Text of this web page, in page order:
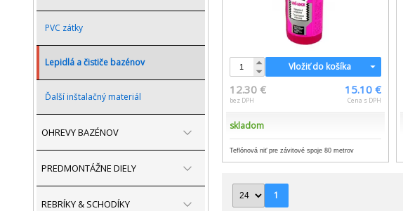
PVC zátky
Lepidlá a čističe bazénov
Ďalší inštalačný materiál
OHREVY BAZÉNOV
PREDMONTÁŽNE DIELY
REBRÍKY & SCHODÍKY
Vložiť do košíka
12.30 €
bez DPH
15.10 €
Cena s DPH
skladom
Teflónová niť pre závitové spoje 80 metrov
1